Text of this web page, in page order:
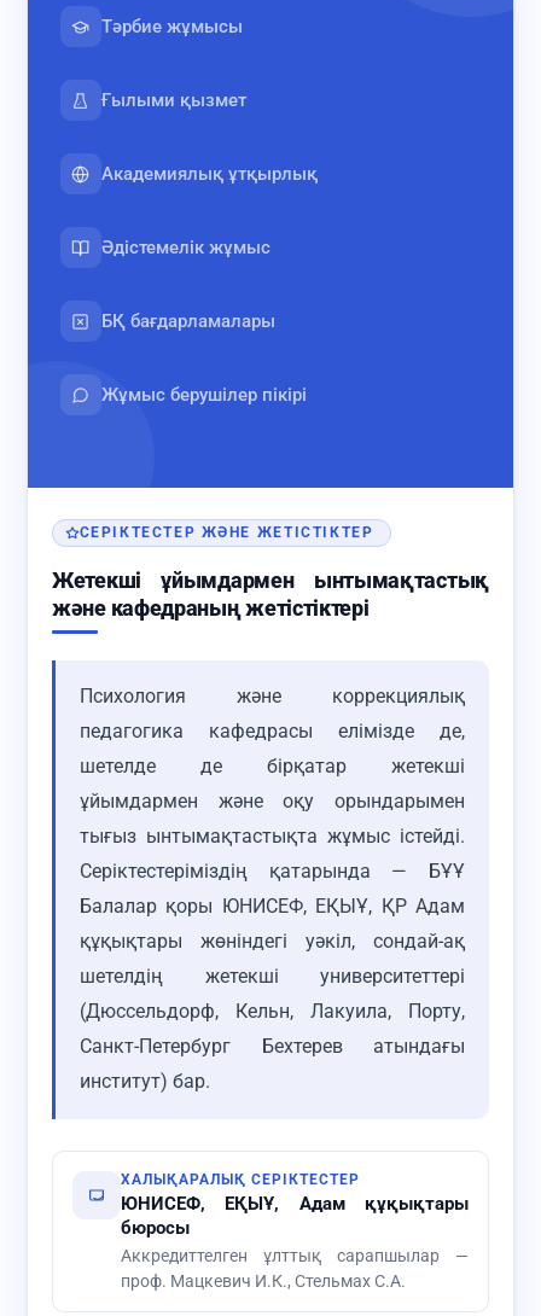
Тәрбие жұмысы
Ғылыми қызмет
Академиялық ұтқырлық
Әдістемелік жұмыс
БҚ бағдарламалары
Жұмыс берушілер пікірі
СЕРІКТЕСТЕР ЖӘНЕ ЖЕТІСТІКТЕР
Жетекші ұйымдармен ынтымақтастық
және кафедраның жетістіктері
Психология және коррекциялық
педагогика кафедрасы елімізде де,
шетелде де бірқатар жетекші
ұйымдармен және оқу орындарымен
тығыз ынтымақтастықта жұмыс істейді.
Серіктестеріміздің қатарында — БҰҰ
Балалар қоры ЮНИСЕФ, ЕҚЫҰ, ҚР Адам
құқықтары жөніндегі уәкіл, сондай-ақ
шетелдің жетекші университеттері
(Дюссельдорф, Кельн, Лакуила, Порту,
Санкт-Петербург Бехтерев атындағы
институт) бар.
ХАЛЫҚАРАЛЫҚ СЕРІКТЕСТЕР
ЮНИСЕФ, ЕҚЫҰ, Адам құқықтары
бюросы
Аккредиттелген ұлттық сарапшылар —
проф. Мацкевич И.К., Стельмах С.А.